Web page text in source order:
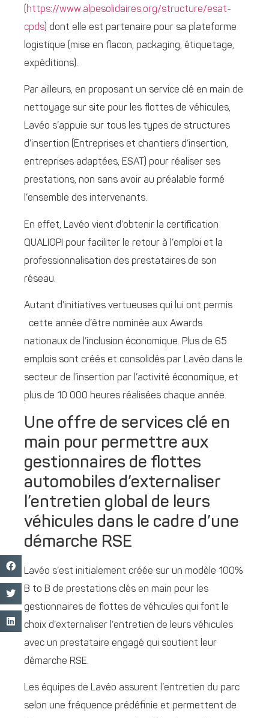
https://www.alpesolidaires.org/structure/esat-
cpds) dont elle est partenaire pour sa plateforme
logistique (mise en flacon, packaging, étiquetage,
expéditions).
Par ailleurs, en proposant un service clé en main de
nettoyage sur site pour les flottes de véhicules,
Lavéo s’appuie sur tous les types de structures
d’insertion (Entreprises et chantiers d’insertion,
entreprises adaptées, ESAT) pour réaliser ses
prestations, non sans avoir au préalable formé
l’ensemble des intervenants.
En effet, Lavéo vient d’obtenir la certification
QUALIOPI pour faciliter le retour à l’emploi et la
professionnalisation des prestataires de son
réseau.
Autant d’initiatives vertueuses qui lui ont permis
cette année d’être nominée aux Awards
nationaux de l’inclusion économique. Plus de 65
emplois sont créés et consolidés par Lavéo dans le
secteur de l’insertion par l’activité économique, et
plus de 10 000 heures réalisées chaque année.
Une offre de services clé en
main pour permettre aux
gestionnaires de flottes
automobiles d’externaliser
l’entretien global de leurs
véhicules dans le cadre d’une
démarche RSE
Lavéo s’est initialement créée sur un modèle 100%
B to B de prestations clés en main pour les
gestionnaires de flottes de véhicules qui font le
choix d’externaliser l’entretien de leurs véhicules
avec un prestataire engagé qui soutient leur
démarche RSE.
Les équipes de Lavéo assurent l’entretien du parc
selon une fréquence prédéfinie et permettent de